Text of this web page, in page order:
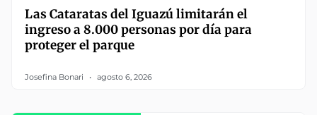
Las Cataratas del Iguazú limitarán el
ingreso a 8.000 personas por día para
proteger el parque
Josefina Bonari agosto 6, 2026